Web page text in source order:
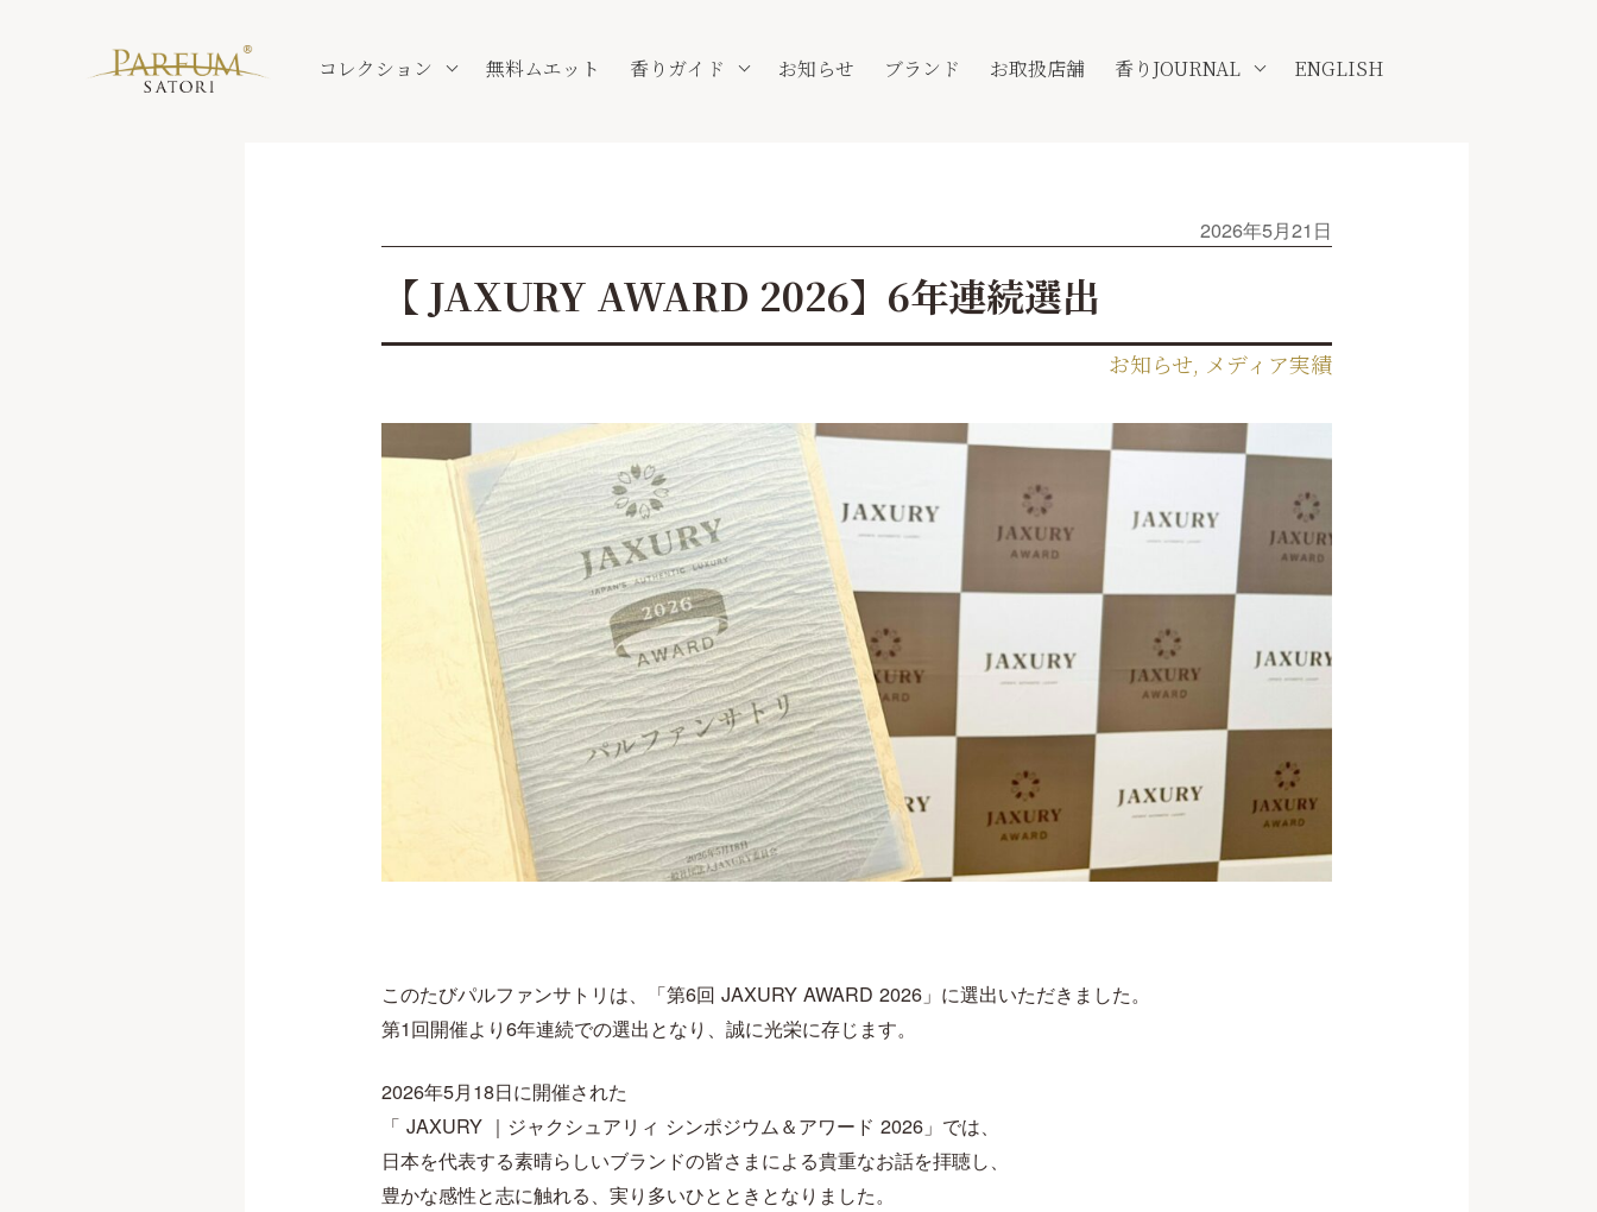
コレクション 無料ムエット 香りガイド お知らせ ブランド お取扱店舗 香りJOURNAL ENGLISH
2026年5月21日
【 JAXURY AWARD 2026】6年連続選出
お知らせ, メディア実績
このたびパルファンサトリは、「第6回 JAXURY AWARD 2026」に選出いただきました。
第1回開催より6年連続での選出となり、誠に光栄に存じます。
2026年5月18日に開催された
「 JAXURY ｜ジャクシュアリィ シンポジウム＆アワード 2026」では、
日本を代表する素晴らしいブランドの皆さまによる貴重なお話を拝聴し、
豊かな感性と志に触れる、実り多いひとときとなりました。